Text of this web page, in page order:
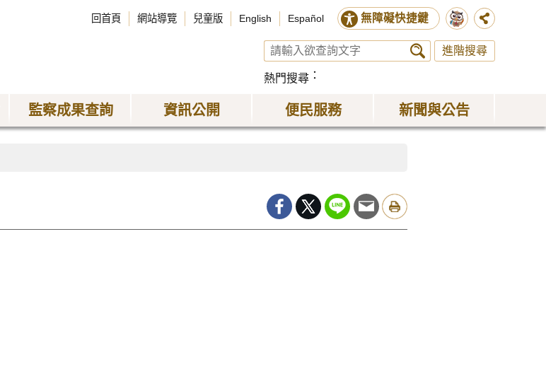
回首頁 網站導覽 兒童版 English Español 無障礙快捷鍵
進階搜尋
熱門搜尋
監察成果查詢 資訊公開 便民服務 新聞與公告